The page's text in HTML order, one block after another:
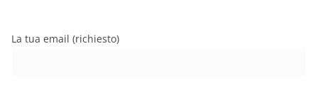
La tua email (richiesto)